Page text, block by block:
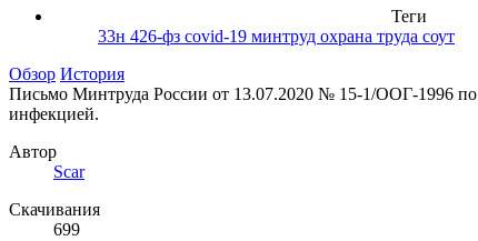
Теги
33н 426-фз covid-19 минтруд охрана труда соут
Обзор История
Письмо Минтруда России от 13.07.2020 № 15-1/ООГ-1996
инфекцией.
Автор
Scar
Скачивания
699